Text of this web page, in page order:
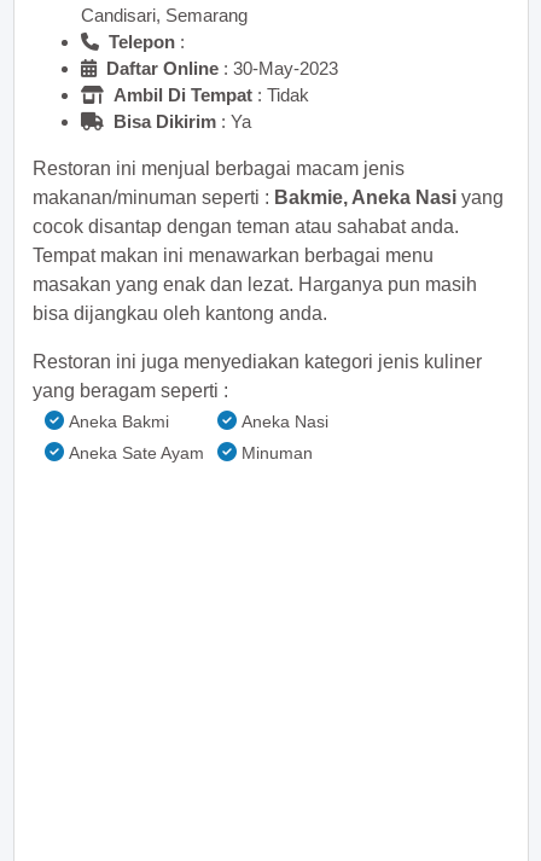
Candisari, Semarang
Telepon :
Daftar Online : 30-May-2023
Ambil Di Tempat : Tidak
Bisa Dikirim : Ya
Restoran ini menjual berbagai macam jenis
makanan/minuman seperti : Bakmie, Aneka Nasi yang
cocok disantap dengan teman atau sahabat anda.
Tempat makan ini menawarkan berbagai menu
masakan yang enak dan lezat. Harganya pun masih
bisa dijangkau oleh kantong anda.
Restoran ini juga menyediakan kategori jenis kuliner
yang beragam seperti :
Aneka Bakmi
Aneka Nasi
Aneka Sate Ayam
Minuman